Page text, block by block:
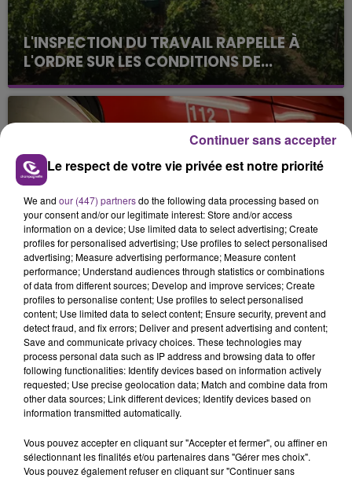
L'INSPECTION DU TRAVAIL RAPPELLE À
L'ORDRE SUR LES CONDITIONS DE...
Alors que les dates de début des vendange 2026
s'est avéré être plus précoce que prévu,
l'inspection du Travail en profite pour rappeler
UN FEU DE REMORQUE BLOQUE LA
CIRCULATION DANS LES ARDENNES
Un feu de remorque s'est déclaré ce mercredi en
fin de matinée sur l'A34.
TITRES DIFFUSÉS
15h56
15h56 15h53
15h53
Le respect de votre vie privée est notre priorité
We and our (447) partnersdo the following data processing based on
your consent and/or our legitimate interest: Store and/or access
information on a device; Use limited data to select advertising; Create
profiles for personalised advertising; Use profiles to select personalised
advertising; Measure advertising performance; Measure content
performance; Understand audiences through statistics or combinations
of data from different sources; Develop and improve services; Create
profiles to personalise content; Use profiles to select personalised
content; Use limited data to select content; Ensure security, prevent and
detect fraud, and fix errors; Deliver and present advertising and content;
Save and communicate privacy choices. These technologies may
process personal data such as IP address and browsing data to offer
following functionalities: Identify devices based on information actively
requested; Use precise geolocation data; Match and combine data from
other data sources; Link different devices; Identify devices based on
information transmitted automatically.
Vous pouvez accepter en cliquant sur "Accepter et fermer", ou affiner en
sélectionnant les finalités et/ou partenaires dans "Gérer mes choix".
Vous pouvez également refuser en cliquant sur "Continuer sans
Continuer sans accepter